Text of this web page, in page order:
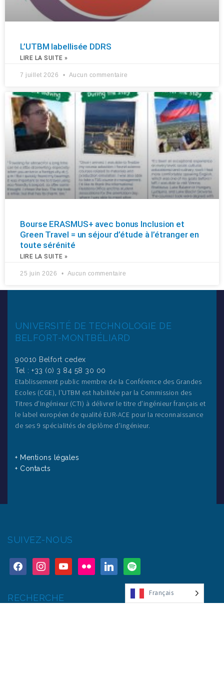
L’UTBM labellisée DDRS
LIRE LA SUITE »
7 juillet 2026 Aucun commentaire
Bourse ERASMUS+ avec bonus Inclusion et
Green Travel = un séjour d’étude à l’étranger en
toute sérénité
LIRE LA SUITE »
25 juin 2026 Aucun commentaire
UNIVERSITÉ DE TECHNOLOGIE DE
BELFORT-MONTBÉLIARD
90010 Belfort cedex
Tel : +33 (0) 3 84 58 30 00
Etablissement public membre de la Conférence des Grandes
Ecoles (CGE), l’UTBM est habilitée par la Commission des
Titres d’Ingénieur (CTI) à délivrer le titre d’ingénieur français et
le label européen de qualité EUR-ACE pour la reconnaissance
de ses 9 spécialités de diplôme d’ingénieur.
+ Mentions légales
+ Contacts
SUIVEZ-NOUS
RECHERCHE Français